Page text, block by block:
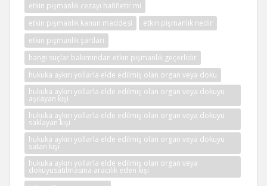
etkin pişmanlık cezayı hafifletir mi
etkin pişmanlık kanun maddesi
etkin pişmanlık nedir
etkin pişmanlık şartları
hangi suçlar bakımından etkin pişmanlık geçerlidir
hukuka aykırı yollarla elde edilmiş olan organ veya doku
hukuka aykırı yollarla elde edilmiş olan organ veya dokuyu
aşılayan kişi
hukuka aykırı yollarla elde edilmiş olan organ veya dokuyu
saklayan kişi
hukuka aykırı yollarla elde edilmiş olan organ veya dokuyu
satan kişi
hukuka aykırı yollarla elde edilmiş olan organ veya
dokuyusatılmasına aracılık eden kişi